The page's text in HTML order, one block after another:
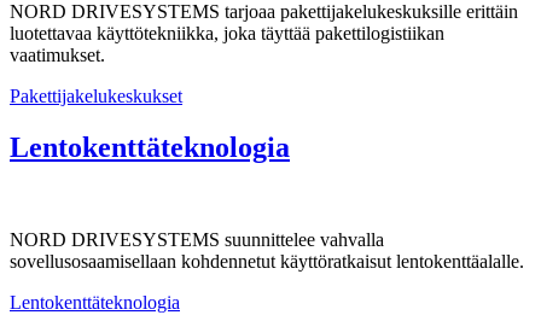
NORD DRIVESYSTEMS tarjoaa pakettijakelukeskuksille erittäin
luotettavaa käyttötekniikka, joka täyttää pakettilogistiikan
vaatimukset.
Pakettijakelukeskukset
Lentokenttäteknologia
NORD DRIVESYSTEMS suunnittelee vahvalla
sovellusosaamisellaan kohdennetut käyttöratkaisut lentokenttäalalle.
Lentokenttäteknologia